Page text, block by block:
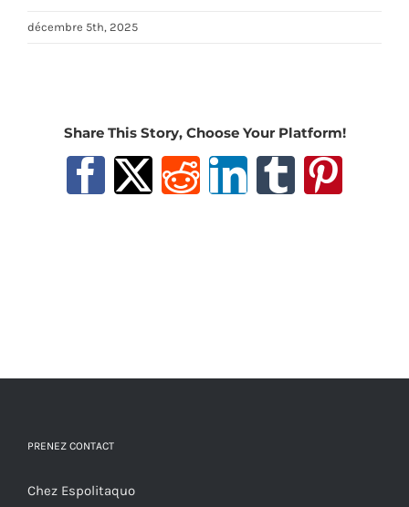
décembre 5th, 2025
Share This Story, Choose Your Platform!
Facebook
X RedditLinkedIn
Tumblr
PRENEZ CONTACT
Chez Espolitaquo